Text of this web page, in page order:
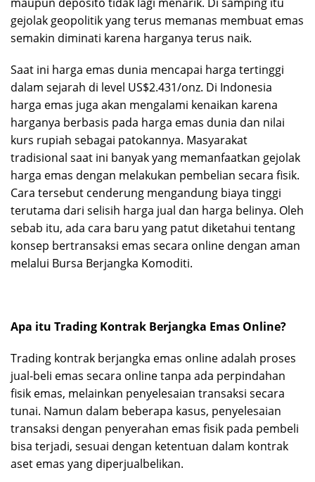
maupun deposito tidak lagi menarik. Di samping itu
gejolak geopolitik yang terus memanas membuat emas
semakin diminati karena harganya terus naik.
Saat ini harga emas dunia mencapai harga tertinggi
dalam sejarah di level US$2.431/onz. Di Indonesia
harga emas juga akan mengalami kenaikan karena
harganya berbasis pada harga emas dunia dan nilai
kurs rupiah sebagai patokannya. Masyarakat
tradisional saat ini banyak yang memanfaatkan gejolak
harga emas dengan melakukan pembelian secara fisik.
Cara tersebut cenderung mengandung biaya tinggi
terutama dari selisih harga jual dan harga belinya. Oleh
sebab itu, ada cara baru yang patut diketahui tentang
konsep bertransaksi emas secara online dengan aman
melalui Bursa Berjangka Komoditi.
Apa itu Trading Kontrak Berjangka Emas Online?
Trading kontrak berjangka emas online adalah proses
jual-beli emas secara online tanpa ada perpindahan
fisik emas, melainkan penyelesaian transaksi secara
tunai. Namun dalam beberapa kasus, penyelesaian
transaksi dengan penyerahan emas fisik pada pembeli
bisa terjadi, sesuai dengan ketentuan dalam kontrak
aset emas yang diperjualbelikan.